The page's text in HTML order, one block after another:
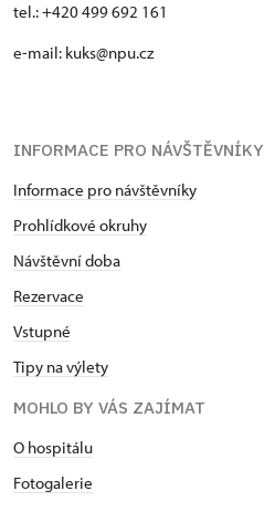
tel.: +420 499 692 161
e-mail: kuks@npu.cz
INFORMACE PRO NÁVŠTĚVNÍKY
Informace pro návštěvníky
Prohlídkové okruhy
Návštěvní doba
Rezervace
Vstupné
Tipy na výlety
MOHLO BY VÁS ZAJÍMAT
O hospitálu
Fotogalerie